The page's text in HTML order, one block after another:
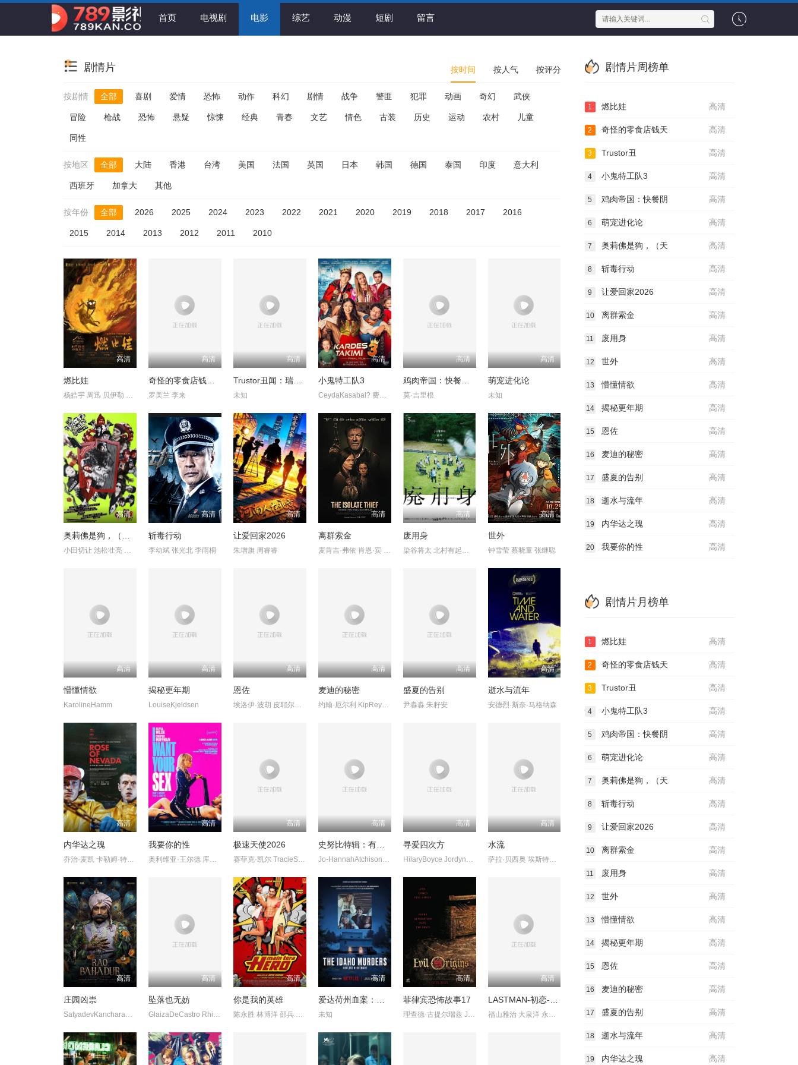
首页 电视剧 电影 综艺 动漫 短剧 留言
剧情片 按时间 按人气 按评分
按剧情 全部 喜剧 爱情 恐怖 动作 科幻 剧情 战争 警匪 犯罪 动画 奇幻 武侠
冒险 枪战 恐怖 悬疑 惊悚 经典 青春 文艺 情色 古装 历史 运动 农村 儿童
同性
按地区 全部 大陆 香港 台湾 美国 法国 英国 日本 韩国 德国 泰国 印度 意大利
西班牙 加拿大 其他
按年份 全部 2026 2025 2024 2023 2022 2021 2020 2019 2018 2017 2016
2015 2014 2013 2012 2011 2010
高清
燃比娃
杨皓宇 周迅 贝伊勒 康春雷
高清
奇怪的零食店钱天堂
罗美兰 李来
高清
Trustor丑闻：瑞典金融案内幕
未知
高清
小鬼特工队3
CeydaKasabal? 费拉特·阿尔拜伦
高清
鸡肉帝国：快餐阴谋
莫·吉里根
高清
萌宠进化论
未知
高清 高清
斩毒行动
李幼斌 张光北 李雨桐
高清
让爱回家2026
朱增旗 周睿睿
高清
离群索金
高清
废用身
高清
世外
钟雪莹 蔡晓童 张继聪
高清
懵懂情欲
KarolineHamm
高清
揭秘更年期
LouiseKjeldsen
高清
恩佐
埃洛伊·波胡 皮耶尔弗兰切斯科
高清
麦迪的秘密
约翰·厄尔利 KipReynolds
高清
盛夏的告别
尹淼淼 朱籽安
高清
逝水与流年
安德烈·斯奈·马格纳森
高清
内华达之瑰
乔治·麦凯 卡勒姆·特纳 罗莎琳德·以利亚撒 弗朗西斯·麦基 爱
高清
我要你的性
奥利维亚·王尔德 库珀·霍夫曼 约翰尼·诺克斯维尔 切斯·隋·
高清
极速天使2026
赛菲克·凯尔 TracieSinidol AkmalAsyraf
高清
史努比特辑：有家真好
Jo-HannahAtchison EnzoBezzina
高清
寻爱四次方
HilaryBoyce JordynGrubisic
高清
水流
萨拉·贝西奥 埃斯特万·比利亚尔迪 雅兹明·卡巴洛 艾玛·法约
高清
庄园凶祟
高清
坠落也无妨
高清
你是我的英雄
高清
未知
高清
菲律宾恐怖故事17
高清
剧情片周榜单
高清
1 燃比娃
高清
2 奇怪的零食店钱天
高清
3 Trustor丑
高清
4 小鬼特工队3
高清
5 鸡肉帝国：快餐阴
高清
6 萌宠进化论
高清
7 奥莉佛是狗，（天
高清
8 斩毒行动
高清
9 让爱回家2026
高清
10 离群索金
高清
11 废用身
高清
12 世外
高清
13 懵懂情欲
高清
14 揭秘更年期
高清
15 恩佐
高清
16 麦迪的秘密
高清
17 盛夏的告别
高清
18 逝水与流年
高清
19 内华达之瑰
高清
20 我要你的性
剧情片月榜单
高清
1 燃比娃
高清
2 奇怪的零食店钱天
高清
3 Trustor丑
高清
4 小鬼特工队3
高清
5 鸡肉帝国：快餐阴
高清
6 萌宠进化论
高清
7 奥莉佛是狗，（天
高清
8 斩毒行动
高清
9 让爱回家2026
高清
10 离群索金
高清
11 废用身
高清
12 世外
高清
13 懵懂情欲
高清
14 揭秘更年期
高清
15 恩佐
高清
16 麦迪的秘密
高清
17 盛夏的告别
高清
18 逝水与流年
高清
19 内华达之瑰